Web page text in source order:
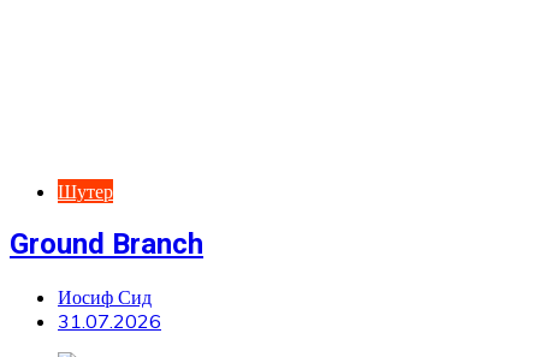
Шутер
Ground Branch
Иосиф Сид
31.07.2026